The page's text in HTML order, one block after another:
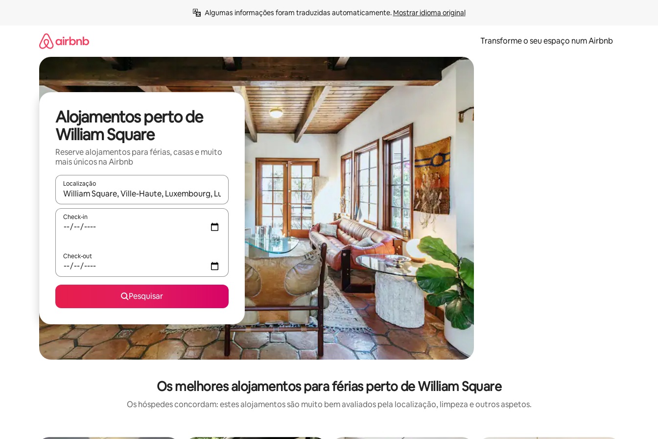
Algumas informações foram traduzidas automaticamente. Mostrar idioma original
Transforme o seu espaço num Airbnb
Alojamentos perto de
William Square
Reserve alojamentos para férias, casas e muito
mais únicos na Airbnb
Localização
Quando os resultados estiverem disponíveis, navegue com as teclas de seta para cima e para baixo ou explore com gestos de toque ou deslize.
Check-in
Check-out
Pesquisar
Os melhores alojamentos para férias perto de William Square
Os hóspedes concordam: estes alojamentos são muito bem avaliados pela localização, limpeza e outros aspetos.